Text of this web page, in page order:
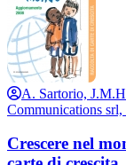
elaborate dalla
Pediatrica (SIEDP).
A. Sartorio,
Communications
Crescere nel